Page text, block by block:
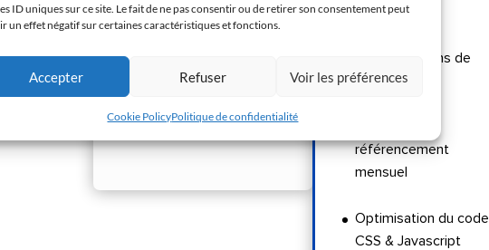
ID uniques sur ce site. Le fait de ne pas consentir ou de retirer son consentement peut
un effet négatif sur certaines caractéristiques et fonctions.
Accepter Refuser Voir les préférences
Cookie PolicyPolitique de confidentialité
Rapport de
CSS & Javascript
mots
2 optimisations de
page
référencement
mensuel
Optimisation du code
CSS & Javascript